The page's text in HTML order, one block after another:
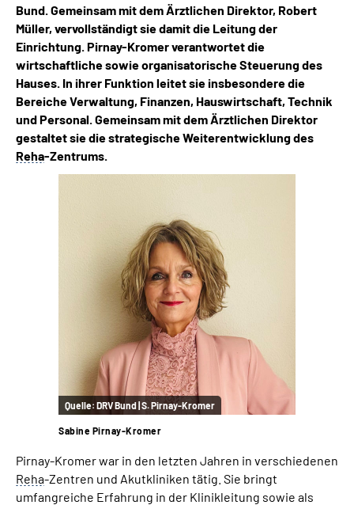
Suche
Mein Kundenportal
Bund. Gemeinsam mit dem Ärztlichen Direktor, Robert
Müller, vervollständigt sie damit die Leitung der
Einrichtung. Pirnay-Kromer verantwortet die
wirtschaftliche sowie organisatorische Steuerung des
Hauses. In ihrer Funktion leitet sie insbesondere die
Bereiche Verwaltung, Finanzen, Hauswirtschaft, Technik
und Personal. Gemeinsam mit dem Ärztlichen Direktor
gestaltet sie die strategische Weiterentwicklung des
Reha-Zentrums.
Quelle: DRV Bund | S. Pirnay-Kromer
Sabine Pirnay-Kromer
Pirnay-Kromer war in den letzten Jahren in verschiedenen
Reha-Zentren und Akutkliniken tätig. Sie bringt
umfangreiche Erfahrung in der Klinikleitung sowie als